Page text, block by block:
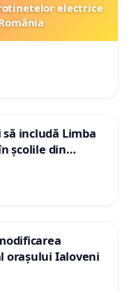
electrice
includă Limba
școlile din
orașului Ialoveni